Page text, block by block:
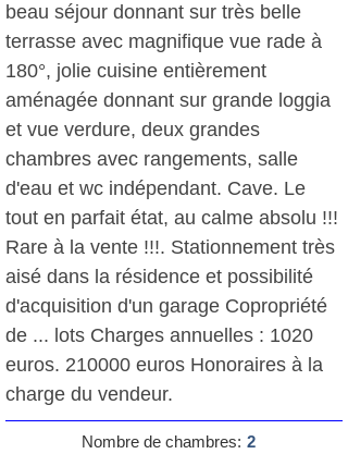
beau séjour donnant sur très belle
terrasse avec magnifique vue rade à
180°, jolie cuisine entièrement
aménagée donnant sur grande loggia
et vue verdure, deux grandes
chambres avec rangements, salle
d'eau et wc indépendant. Cave. Le
tout en parfait état, au calme absolu !!!
Rare à la vente !!!. Stationnement très
aisé dans la résidence et possibilité
d'acquisition d'un garage Copropriété
de ... lots Charges annuelles : 1020
euros. 210000 euros Honoraires à la
charge du vendeur.
Nombre de chambres: 2